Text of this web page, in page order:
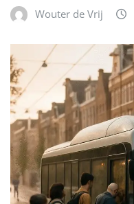
Wouter de Vrij